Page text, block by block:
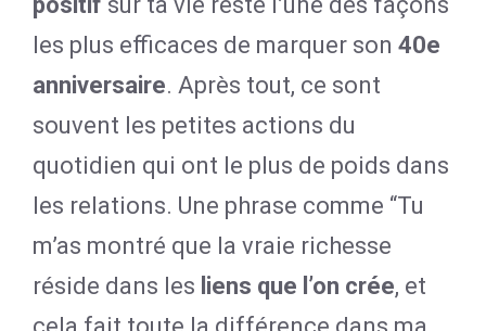
les plus efficaces de marquer son 40e
anniversaire. Après tout, ce sont
souvent les petites actions du
quotidien qui ont le plus de poids dans
les relations. Une phrase comme “Tu
m’as montré que la vraie richesse
réside dans les liens que l’on crée, et